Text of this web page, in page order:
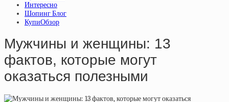
Интересно
Шопинг Блог
КупиОбзор
Мужчины и женщины: 13
фактов, которые могут
оказаться полезными